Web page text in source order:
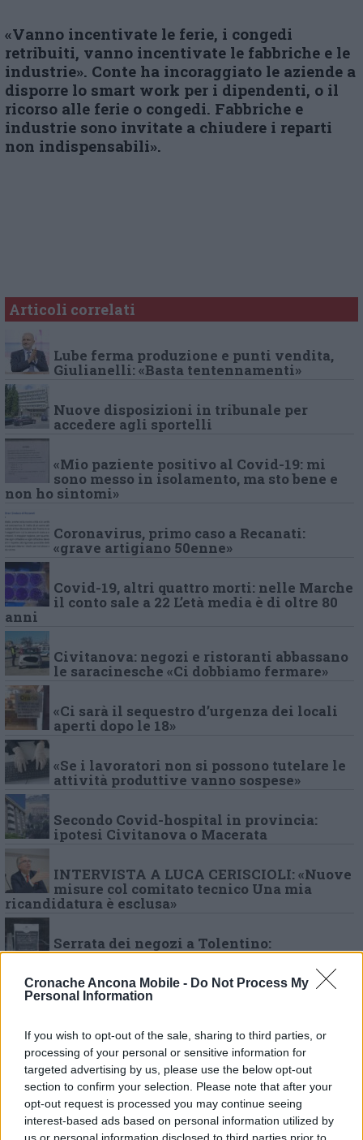
Cronache Ancona Mobile - Do Not Process My
Personal Information
If you wish to opt-out of the sale, sharing to third parties, or
processing of your personal or sensitive information for
targeted advertising by us, please use the below opt-out
section to confirm your selection. Please note that after your
opt-out request is processed you may continue seeing
interest-based ads based on personal information utilized by
«Vanno incentivate le ferie, i congedi
retribuiti, vanno incentivate le fabbriche e le
industrie». Conte ha incoraggiato le aziende a
disporre lo smart work per i dipendenti, o il
ricorso alle ferie o congedi. Fabbriche e
industrie sono invitate a chiudere i reparti
non indispensabili».
Articoli correlati
Lube ferma produzione e punti vendita,
Giulianelli: «Basta tentennamenti»
Nuove disposizioni in tribunale per
accedere agli sportelli
«Mio paziente positivo al Covid-19: mi
sono messo in isolamento, ma sto bene e
non ho sintomi»
Coronavirus, primo caso a Recanati:
«grave artigiano 50enne»
Covid-19, altri quattro morti: nelle Marche
il conto sale a 22 L’età media è di oltre 80
anni
Civitanova: negozi e ristoranti abbassano
le saracinesche «Ci dobbiamo fermare»
«Ci sarà il sequestro d’urgenza dei locali
aperti dopo le 18»
«Se i lavoratori non si possono tutelare le
attività produttive vanno sospese»
Secondo Covid-hospital in provincia:
ipotesi Civitanova o Macerata
INTERVISTA A LUCA CERISCIOLI: «Nuove
misure col comitato tecnico Una mia
ricandidatura è esclusa»
Serrata dei negozi a Tolentino:
«Chiudiamo per fermare il contagio»
Violazione del decreto, scattano le prime
«Container pre-triage ai pronto soccorso:
Dermatologia riapre domani»
«Andiamo verso il raddoppio dei
contagiati» Nel Maceratese sono 17 i casi